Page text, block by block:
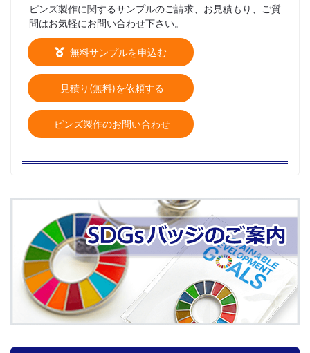
ピンズ製作に関するサンプルのご請求、お見積もり、ご質
問はお気軽にお問い合わせ下さい。
無料サンプルを申込む
見積り(無料)を依頼する
ピンズ製作のお問い合わせ